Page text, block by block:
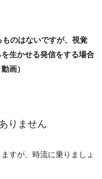
のはないですが、視覚
生かせる発信をする場合
画）
りません
すが、時流に乗りましょ